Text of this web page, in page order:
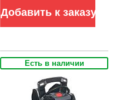
кг.)
Добавить к заказу
Есть в наличии